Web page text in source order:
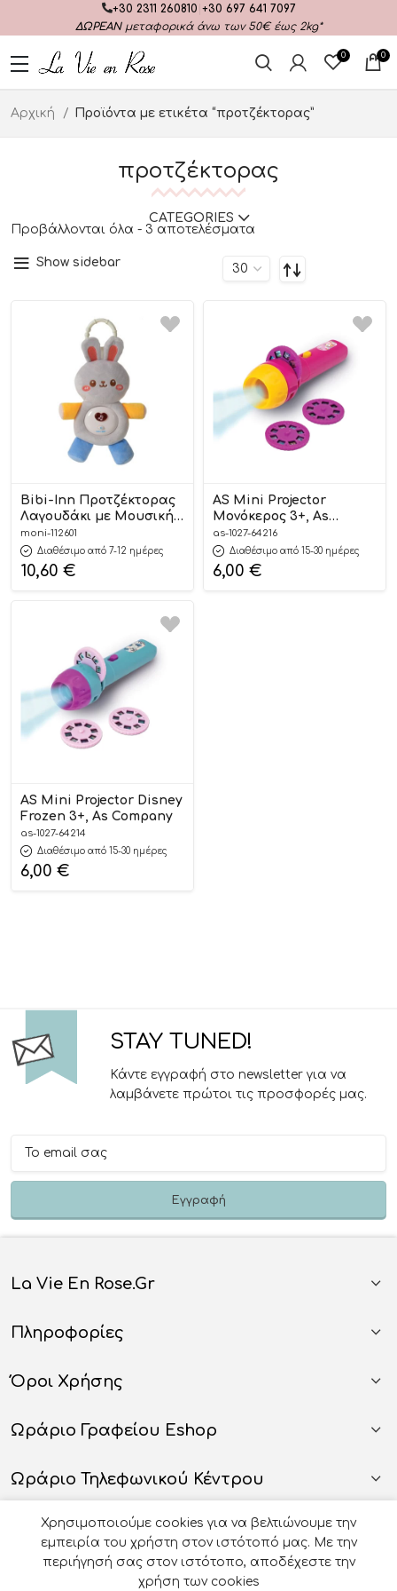
+30 2311 260810 +30 697 641 7097
ΔΩΡΕΑΝμεταφορικά άνω των 50€ έως 2kg*
0 0
Αρχική Προϊόντα με ετικέτα “προτζέκτορας”
προτζέκτορας
CATEGORIES
Προβάλλονται όλα - 3 αποτελέσματα
Show sidebar
Bibi-Inn Προτζέκτορας
Λαγουδάκι με Μουσική
6028 3801005602605 0m+
moni-112601
Διαθέσιμο από 7-12 ημέρες
10,60 €
AS Mini Projector
Μονόκερος 3+, As
Company
as-1027-64216
Διαθέσιμο από 15-30 ημέρες
6,00 €
AS Mini Projector Disney
Frozen 3+, As Company
as-1027-64214
Διαθέσιμο από 15-30 ημέρες
6,00 €
STAY TUNED!
Κάντε εγγραφή στο newsletter για να
λαμβάνετε πρώτοι τις προσφορές μας.
La Vie En Rose.gr
Πληροφορίες
Όροι Χρήσης
Ωράριο Γραφείου Eshop
Ωράριο Τηλεφωνικού Κέντρου
Χρησιμοποιούμε cookies για να βελτιώνουμε την
εμπειρία του χρήστη στον ιστότοπό μας. Με την
περιήγησή σας στον ιστότοπο, αποδέχεστε την
χρήση των cookies